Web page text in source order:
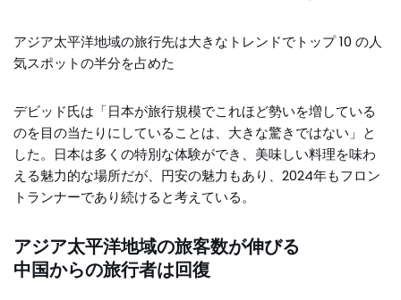
アジア太平洋地域の旅行先は大きなトレンドでトップ 10 の人
気スポットの半分を占めた
デビッド氏は「日本が旅行規模でこれほど勢いを増している
のを目の当たりにしていることは、大きな驚きではない」と
した。日本は多くの特別な体験ができ、美味しい料理を味わ
える魅力的な場所だが、円安の魅力もあり、2024年もフロン
トランナーであり続けると考えている。
アジア太平洋地域の旅客数が伸びる
中国からの旅行者は回復